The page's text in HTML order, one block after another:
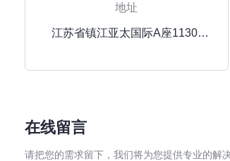
地址
江苏省镇江亚太国际A座1130-
在线留言
请把您的需求留下，我们将为您提供专业的解